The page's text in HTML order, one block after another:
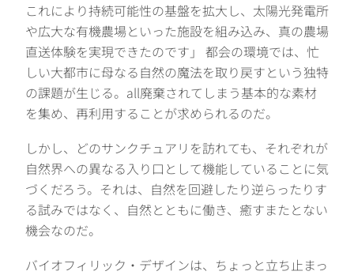
これにより持続可能性の基盤を拡大し、太陽光発電所
や広大な有機農場といった施設を組み込み、真の農場
直送体験を実現できたのです」 都会の環境では、忙
しい大都市に母なる自然の魔法を取り戻すという独特
の課題が生じる。all廃棄されてしまう基本的な素材
を集め、再利用することが求められるのだ。
しかし、どのサンクチュアリを訪れても、それぞれが
自然界への異なる入り口として機能していることに気
づくだろう。それは、自然を回避したり逆らったりす
る試みではなく、自然とともに働き、癒すまたとない
機会なのだ。
バイオフィリック・デザインは、ちょっと立ち止まっ